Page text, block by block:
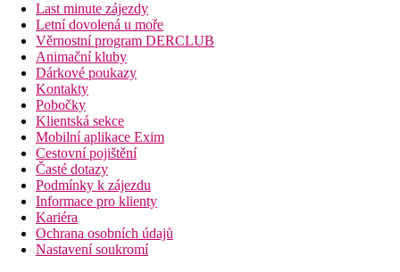
Last minute zájezdy
Letní dovolená u moře
Věrnostní program DERCLUB
Animační kluby
Dárkové poukazy
Kontakty
Pobočky
Klientská sekce
Mobilní aplikace Exim
Cestovní pojištění
Časté dotazy
Podmínky k zájezdu
Informace pro klienty
Kariéra
Ochrana osobních údajů
Nastavení soukromí